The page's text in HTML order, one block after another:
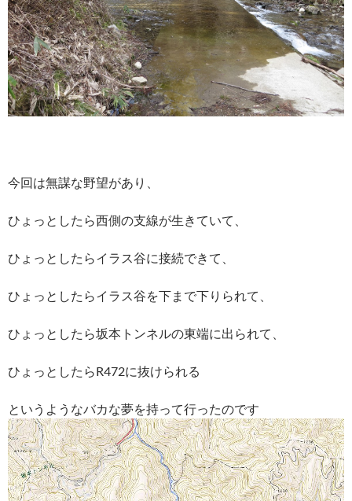
今回は無謀な野望があり、
ひょっとしたら西側の支線が生きていて、
ひょっとしたらイラス谷に接続できて、
ひょっとしたらイラス谷を下まで下りられて、
ひょっとしたら坂本トンネルの東端に出られて、
ひょっとしたらR472に抜けられる
というようなバカな夢を持って行ったのです